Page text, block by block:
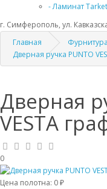
- Ламинат
г. Симферополь, ул.
Главная
Дверная ручка PUNTO
Дверная
VESTA
0
Цена полотна: 0 ₽